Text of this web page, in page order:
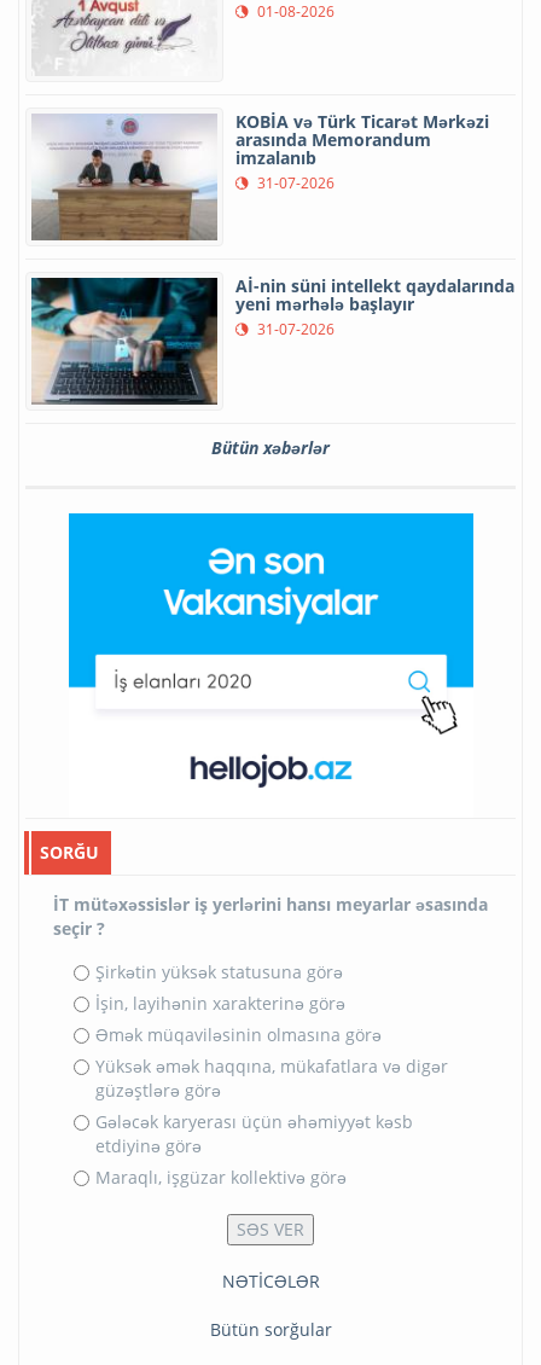
01-08-2026
KOBİA və Türk Ticarət Mərkəzi
arasında Memorandum
imzalanıb
31-07-2026
Aİ-nin süni intellekt qaydalarında
yeni mərhələ başlayır
31-07-2026
Bütün xəbərlər
SORĞU
İT mütəxəssislər iş yerlərini hansı meyarlar əsasında
seçir ?
Şirkətin yüksək statusuna görə
İşin, layihənin xarakterinə görə
Əmək müqaviləsinin olmasına görə
Yüksək əmək haqqına, mükafatlara və digər
güzəştlərə görə
Gələcək karyerası üçün əhəmiyyət kəsb
etdiyinə görə
Maraqlı, işgüzar kollektivə görə
NƏTİCƏLƏR
Bütün sorğular